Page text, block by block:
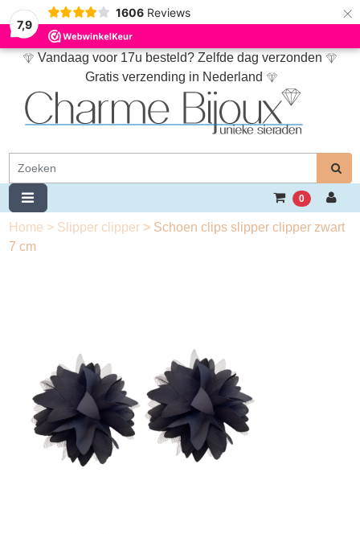
7,9
1606 Reviews ×
Vandaag voor 17u besteld? Zelfde dag verzonden
Gratis verzending in Nederland
0
Home > Slipper clipper > Schoen clips slipper clipper zwart
7 cm